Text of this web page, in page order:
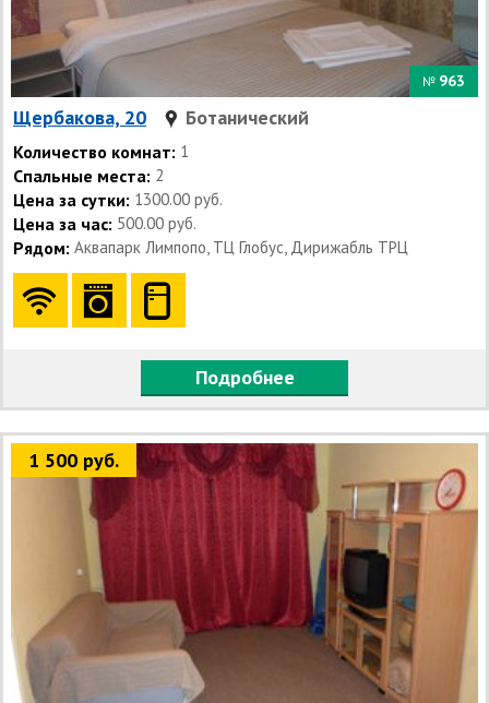
№ 963
Щербакова, 20 Ботанический
Количество комнат: 1
Спальные места: 2
Цена за сутки: 1300.00 руб.
Цена за час: 500.00 руб.
Рядом: Аквапарк Лимпопо, ТЦ Глобус, Дирижабль ТРЦ
Подробнее
1 500 руб.